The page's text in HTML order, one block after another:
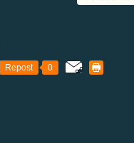
Repost 0